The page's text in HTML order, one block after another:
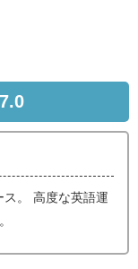
。 高度な英語運